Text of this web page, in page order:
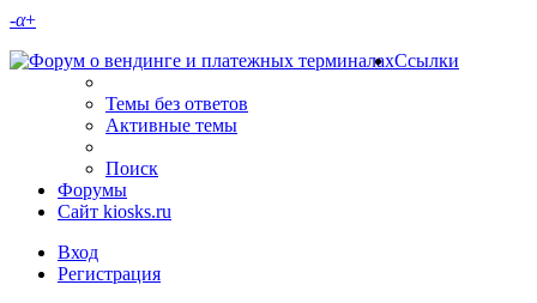
-α+
Ссылки
Темы без ответов
Активные темы
Поиск
Форумы
Сайт kiosks.ru
Вход
Регистрация